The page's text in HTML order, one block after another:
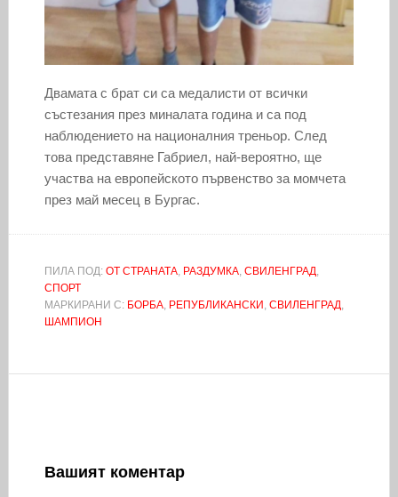
Двамата с брат си са медалисти от всички
състезания през миналата година и са под
наблюдението на националния треньор. След
това представяне Габриел, най-вероятно, ще
участва на европейското първенство за момчета
през май месец в Бургас.
ПИЛА ПОД: ОТ СТРАНАТА, РАЗДУМКА, СВИЛЕНГРАД
СПОРТ
МАРКИРАНИ С: БОРБА, РЕПУБЛИКАНСКИ СВИЛЕНГРАД
ШАМПИОН
Вашият коментар